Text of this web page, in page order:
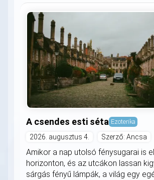
A csendes esti séta Ezoterika
2026. augusztus 4. Szerző: Ancsa
Amikor a nap utolsó fénysugarai is
horizonton, és az utcákon lassan
sárgás fényű lámpák, a világ egy